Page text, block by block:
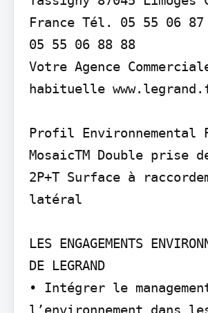
France Tél. 05 55 06 87
05 55 06 88 88
Votre Agence
habituelle
Profil Environnemental
MosaicTM Double prise
2P+T Surface à
latéral
LES ENGAGEMENTS
DE LEGRAND
• Intégrer le
l’environnement dans